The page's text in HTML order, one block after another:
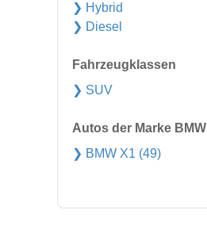
❯ Hybrid
❯ Diesel
Fahrzeugklassen
❯ SUV
Autos der Marke BMW
❯ BMW X1 (49)